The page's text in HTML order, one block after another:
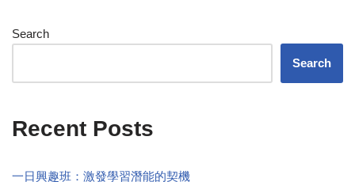
Search
Search
Recent Posts
一日興趣班：激發學習潛能的契機